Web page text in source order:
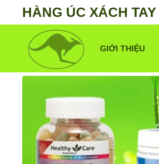
HÀNG ÚC XÁCH
GIỚI THIỆU